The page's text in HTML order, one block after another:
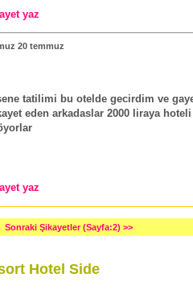
yaz
20 temmuz
tatilimi bu otelde gecirdim ve
eden arkadaslar 2000 liraya hoteli
yaz
Sonraki Şikayetler (Sayfa:2) >>
Hotel Side